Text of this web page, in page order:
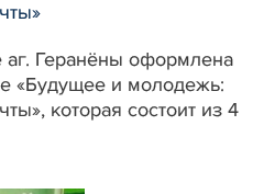
Геранёны оформлена
«Будущее и молодежь:
которая состоит из 4